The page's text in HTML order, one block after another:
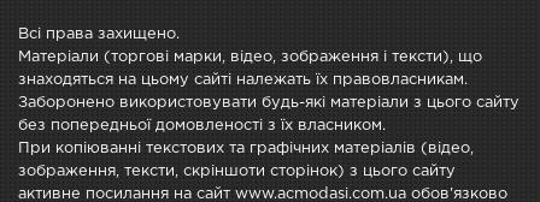
Всі права захищено.
Матеріали (торгові марки, відео, зображення і тексти), що
знаходяться на цьому сайті належать їх правовласникам.
Заборонено використовувати будь-які матеріали з цього сайту
без попередньої домовленості з їх власником.
При копіюванні текстових та графічних матеріалів (відео,
зображення, тексти, скріншоти сторінок) з цього сайту
активне посилання на сайт www.acmodasi.com.ua обов'язково